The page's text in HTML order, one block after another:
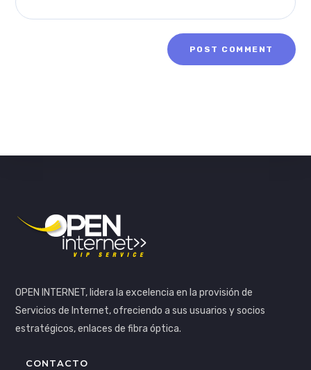
OPEN INTERNET, lidera la excelencia en la provisión de
Servicios de Internet, ofreciendo a sus usuarios y socios
estratégicos, enlaces de fibra óptica.
CONTACTO